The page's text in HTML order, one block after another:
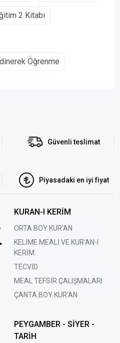
2 Kitabı
Öğrenme
Güvenli teslimat
Piyasadaki en iyi fiyat
KURAN-I KERİM
ORTA BOY KUR'AN
KELİME MEALİ VE KUR'AN-I
KERİM
TECVİD
MEAL TEFSİR ÇALIŞMALARI
ÇANTA BOY KUR'AN
PEYGAMBER - SİYER -
TARİH